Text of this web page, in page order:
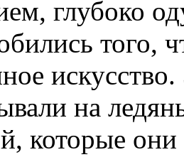
глубоко
того,
на
которые они